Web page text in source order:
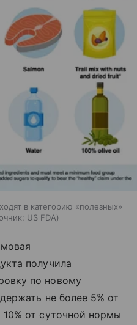
в категорию «полезных»
US FDA
получила
по новому
не более 5% от
от суточной нормы